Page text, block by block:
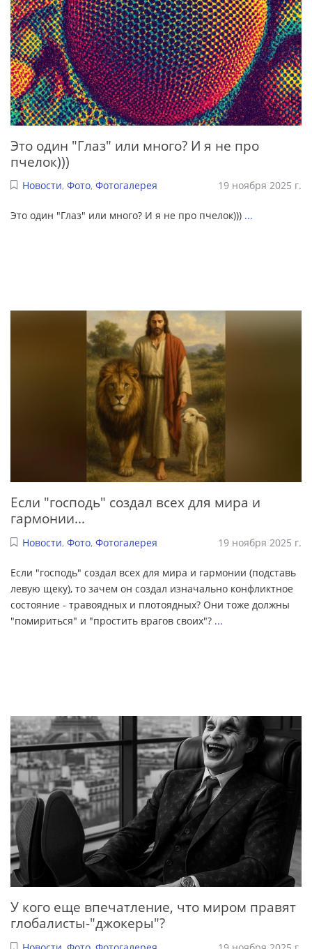
Это один "Глаз" или много? И я не про
пчелок)))
Новости, Фото, Фотогалерея 19 ноября 2025 г.
Это один "Глаз" или много? И я не про пчелок))) ...
Если "господь" создал всех для мира и
гармонии...
Новости, Фото, Фотогалерея 19 ноября 2025 г.
Если "господь" создал всех для мира и гармонии (подставь
левую щеку), то зачем он создал изначально конфликтное
состояние - травоядных и плотоядных? Они тоже должны
"помириться" и "простить врагов своих"? ...
У кого еще впечатление, что миром правят
глобалисты-"джокеры"?